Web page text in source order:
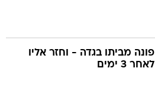
פונה מביתו בגדה - וחזר אליו
לאחר 3 ימים